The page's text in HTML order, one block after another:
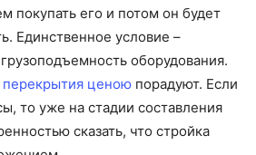
покупать его и потом он будет
Единственное условие –
оборудования.
перекрытия ценою порадуют. Если
то уже на стадии составления
сказать, что стройка